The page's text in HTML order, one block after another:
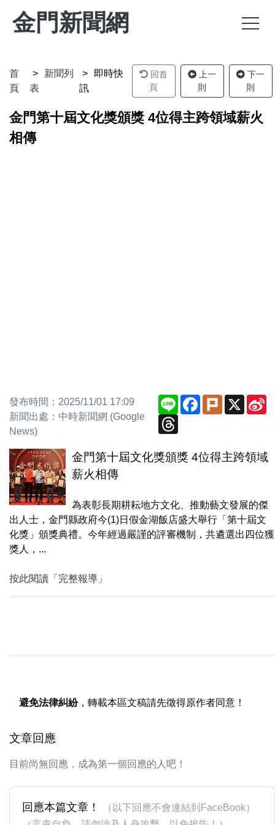
金門新聞網
首
頁
新聞列
表
即時快
訊
回首
頁
上一
則
下一
則
金門第十屆文化獎頒獎 4位得主跨領域薪火
相傳
發布時間：2025/11/01 17:09
新聞出處：中時新聞網 (Google
News)
Line Facebook
PlurkX
Threads
金門第十屆文化獎頒獎 4位得主跨領域
薪火相傳
為表彰長期耕耘地方文化、推動藝文發展的傑
出人士，金門縣政府今(1)日假金湖飯店盛大舉行「第十屆文
化獎」頒獎典禮。今年經過嚴謹的評審機制，共遴選出四位獲
獎人，...
按此閱讀「完整報導」
避免法律糾紛，轉載本區文稿請先徵得原作者同意！
文章回應
目前尚無回應，成為第一個回應的人吧！
回應本篇文章！
（以下回應不會連結到FaceBook）